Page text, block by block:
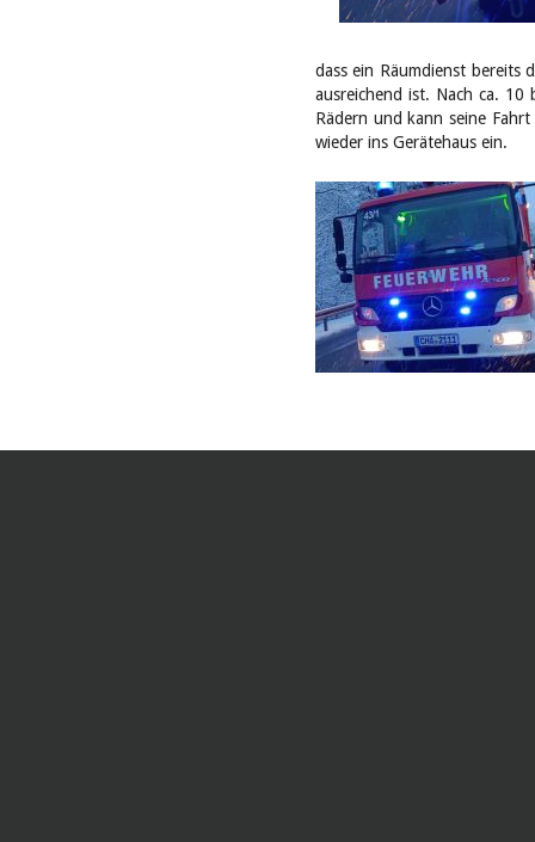
dass ein Räumdienst bereits
ausreichend ist. Nach ca.
Rädern und kann seine
wieder ins Gerätehaus ein.